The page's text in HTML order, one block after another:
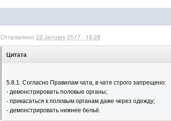
Отправлено22 January 2017 - 18:28
Цитата
5.8.1. Согласно Правилам чата, в чате строго запрещено:
- демонстрировать половые органы;
- прикасаться к половым органам даже через одежду;
- демонстрировать нижнее бельё.